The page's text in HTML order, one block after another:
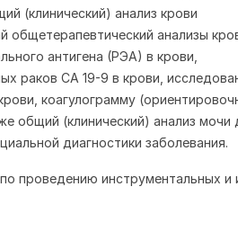
(клинический) анализ крови
общетерапевтический анализы
антигена (РЭА) в крови,
раков CA 19-9 в крови,
коагулограмму
общий (клинический) анализ мочи
диагностики заболевания.
проведению инструментальных и